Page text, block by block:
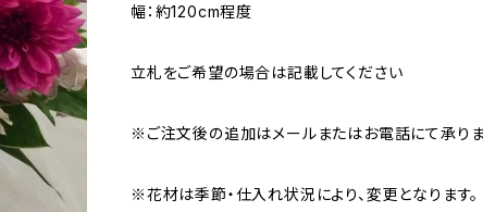
幅：約120cm程度
立札をご希望の場合は記載してください
※ご注文後の追加はメールまたはお電話にて承りま
※花材は季節・仕入れ状況により、変更となります。